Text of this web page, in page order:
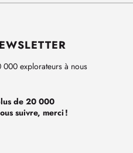
explorateurs à nous
de 20 000
suivre, merci !